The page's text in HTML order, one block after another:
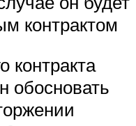
контрактом
контракта
обосновать